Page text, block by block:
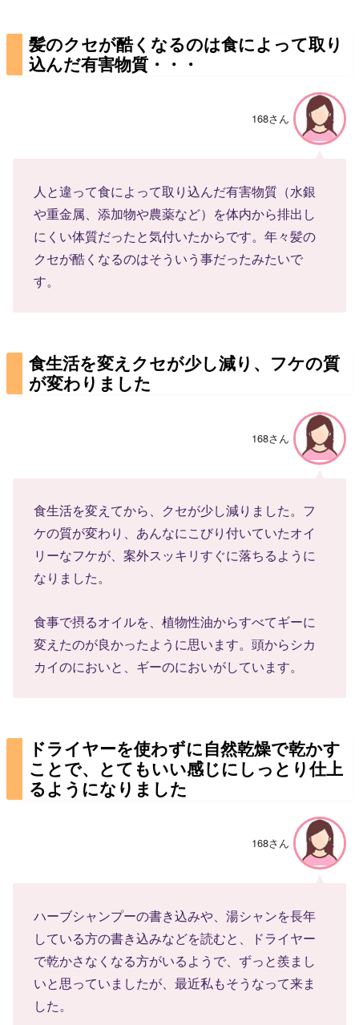
髪のクセが酷くなるのは食によって取り
込んだ有害物質・・・
168さん
人と違って食によって取り込んだ有害物質（水銀
や重金属、添加物や農薬など）を体内から排出し
にくい体質だったと気付いたからです。年々髪の
クセが酷くなるのはそういう事だったみたいで
す。
食生活を変えクセが少し減り、フケの質
が変わりました
168さん
食生活を変えてから、クセが少し減りました。フ
ケの質が変わり、あんなにこびり付いていたオイ
リーなフケが、案外スッキリすぐに落ちるように
なりました。
食事で摂るオイルを、植物性油からすべてギーに
変えたのが良かったように思います。頭からシカ
カイのにおいと、ギーのにおいがしています。
ドライヤーを使わずに自然乾燥で乾かす
ことで、とてもいい感じにしっとり仕上
るようになりました
168さん
ハーブシャンプーの書き込みや、湯シャンを長年
している方の書き込みなどを読むと、ドライヤー
で乾かさなくなる方がいるようで、ずっと羨まし
いと思っていましたが、最近私もそうなって来ま
した。